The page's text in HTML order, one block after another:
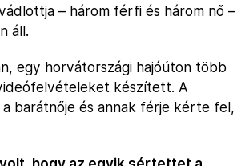
– három férfi és három nő –
áll.
egy horvátországi hajóúton több
készített. A
barátnője és annak férje kérte fel,